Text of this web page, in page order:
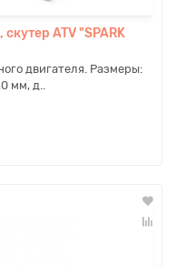
ATV "SPARK
двигателя. Размеры:
мм, д..